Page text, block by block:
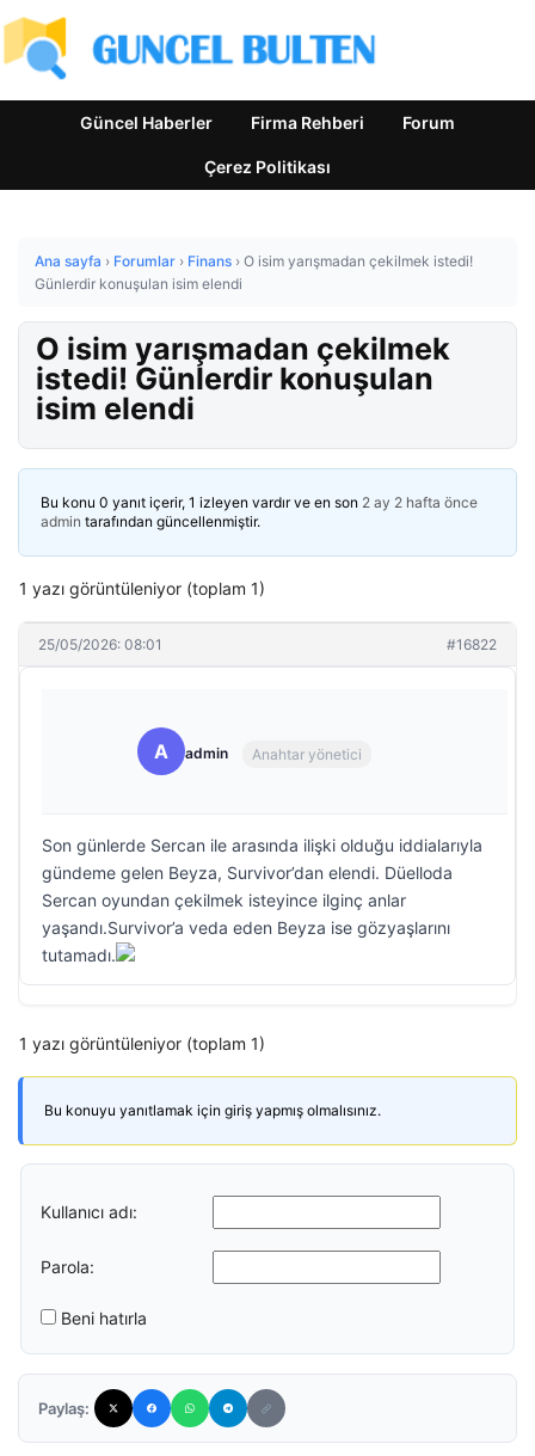
Güncel Haberler Firma Rehberi Forum
Çerez Politikası
Ana sayfa › Forumlar › Finans › O isim yarışmadan çekilmek istedi!
Günlerdir konuşulan isim elendi
O isim yarışmadan çekilmek
istedi! Günlerdir konuşulan
isim elendi
Bu konu 0 yanıt içerir, 1 izleyen vardır ve en son 2 ay 2 hafta önce
admin tarafından güncellenmiştir.
1 yazı görüntüleniyor (toplam 1)
25/05/2026: 08:01 #16822
A admin Anahtar yönetici
Son günlerde Sercan ile arasında ilişki olduğu iddialarıyla
gündeme gelen Beyza, Survivor’dan elendi. Düelloda
Sercan oyundan çekilmek isteyince ilginç anlar
yaşandı.Survivor’a veda eden Beyza ise gözyaşlarını
tutamadı.
1 yazı görüntüleniyor (toplam 1)
Bu konuyu yanıtlamak için giriş yapmış olmalısınız.
Kullanıcı adı:
Parola:
Beni hatırla
Paylaş: